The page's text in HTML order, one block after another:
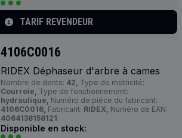
TARIF REVENDEUR
4106C0016
RIDEX Déphaseur d'arbre à cames
Nombre de dents: 42, Type de motricité:
Courroie, Type de fonctionnement:
hydraulique, Numéro de pièce du fabricant:
4106C0016, Fabricant: RIDEX, Numéro de EAN:
4064138158121
Disponible en stock: